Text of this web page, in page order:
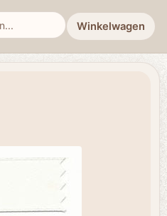
Winkelwagen